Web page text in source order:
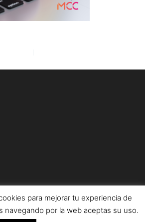
|Aviso Legal
para mejorar tu experiencia de
navegando por la web aceptas su uso.